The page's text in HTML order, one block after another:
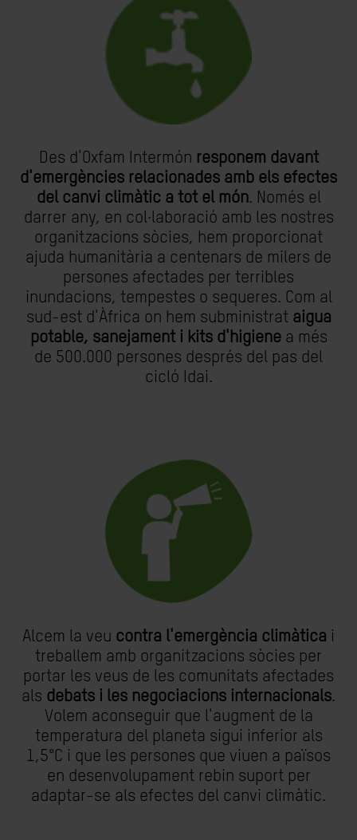
Des d'Oxfam Intermón responem davant
d'emergències relacionades amb els efectes
del canvi climàtic a tot el món. Només el
darrer any, en col·laboració amb les nostres
organitzacions sòcies, hem proporcionat
ajuda humanitària a centenars de milers de
persones afectades per terribles
inundacions, tempestes o sequeres. Com al
sud-est d'Àfrica on hem subministrat aigua
potable, sanejament i kits d'higienea més
de 500.000 persones després del pas del
cicló Idai.
Alcem la veu contra l'emergència climàtica i
treballem amb organitzacions sòcies per
portar les veus de les comunitats afectades
als debats i les negociacions internacionals.
Volem aconseguir que l'augment de la
temperatura del planeta sigui inferior als
1,5°C i que les persones que viuen a països
en desenvolupament rebin suport per
adaptar-se als efectes del canvi climàtic.